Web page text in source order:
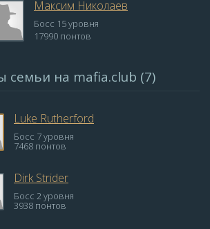
Максим Николаев
Босс 15 уровня
17990 понтов
семьи на mafia.club (7)
Luke Rutherford
Босс 7 уровня
7468 понтов
Dirk Strider
Босс 2 уровня
3938 понтов